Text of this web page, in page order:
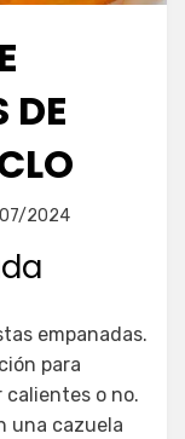
DE
2024
empanadas.
para
calientes o no.
una cazuela